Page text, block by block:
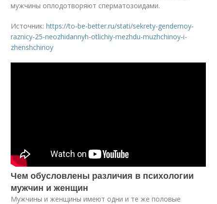
мужчины оплодотворяют сперматозоидами.
Источник:https://to-be-better.ru/stati/sekrety-gendernoy-
raznicy-25-neozhidannyh-otlichiy-mezhdu-muzhchinoy-i-
zhenshchinoy
Чем обусловлены различия в психологии
мужчин и женщин
Мужчины и женщины имеют одни и те же половые